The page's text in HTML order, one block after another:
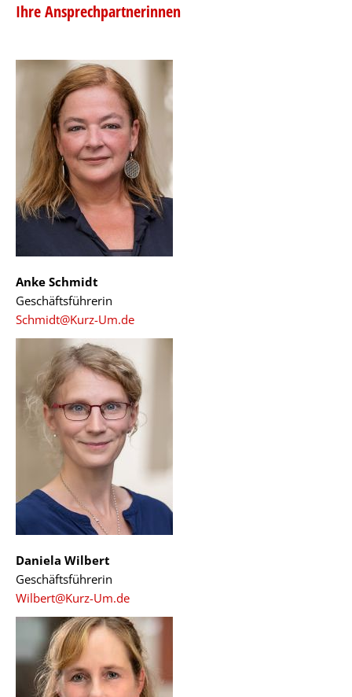
Ihre Ansprechpartnerinnen
Anke Schmidt
Geschäftsführerin
Schmidt@Kurz-Um.de
Daniela Wilbert
Geschäftsführerin
Wilbert@Kurz-Um.de